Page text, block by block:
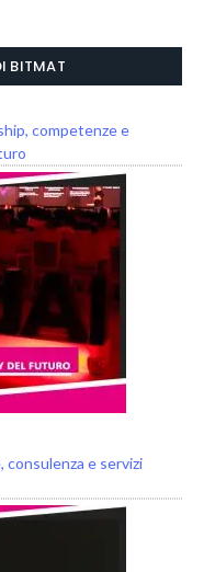
BITMAT
competenze e
e servizi